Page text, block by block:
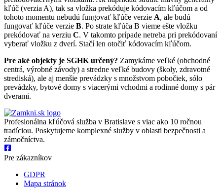
kľúč (verzia A), tak sa vložka prekóduje kódovacím kľúčom a od
tohoto momentu nebudú fungovať kľúče verzie A, ale budú
fungovať kľúče verzie B. Po strate kľúča B vieme ešte vložku
prekódovať na verziu C. V takomto prípade netreba pri prekódovaní
vyberať vložku z dverí. Stačí len otočiť kódovacím kľúčom.
Pre aké objekty je SGHK určený? Zamykáme veľké (obchodné
centrá, výrobné závody) a stredne veľké budovy (školy, zdravotné
strediská), ale aj menšie prevádzky s množstvom pobočiek, sólo
prevádzky, bytové domy s viacerými vchodmi a rodinné domy s pár
dverami.
Profesionálna kľúčová služba v Bratislave s viac ako 10 ročnou
tradíciou. Poskytujeme komplexné služby v oblasti bezpečnosti a
zámočníctva.
Pre zákazníkov
GDPR
Mapa stránok